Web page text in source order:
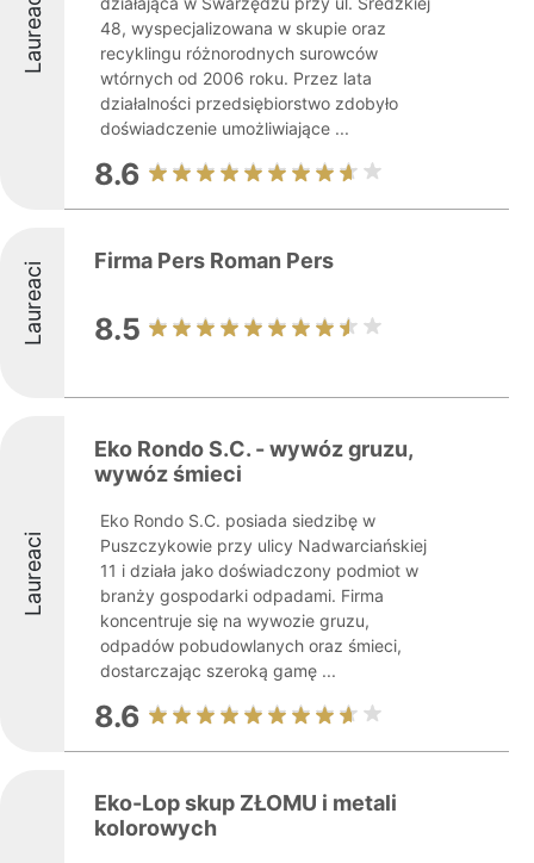
Laureaci
48, wyspecjalizowana w skupie oraz
recyklingu różnorodnych surowców
wtórnych od 2006 roku. Przez lata
działalności przedsiębiorstwo zdobyło
doświadczenie umożliwiające ...
8.6
Laureaci Firma Pers Roman Pers
8.5
Laureaci
Eko Rondo S.C. - wywóz gruzu,
wywóz śmieci
Eko Rondo S.C. posiada siedzibę w
Puszczykowie przy ulicy Nadwarciańskiej
11 i działa jako doświadczony podmiot w
branży gospodarki odpadami. Firma
koncentruje się na wywozie gruzu,
odpadów pobudowlanych oraz śmieci,
dostarczając szeroką gamę ...
8.6
Eko-Lop skup ZŁOMU i metali
kolorowych